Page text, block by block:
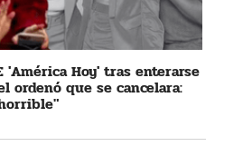
'América Hoy' tras enterarse
ordenó que se cancelara: